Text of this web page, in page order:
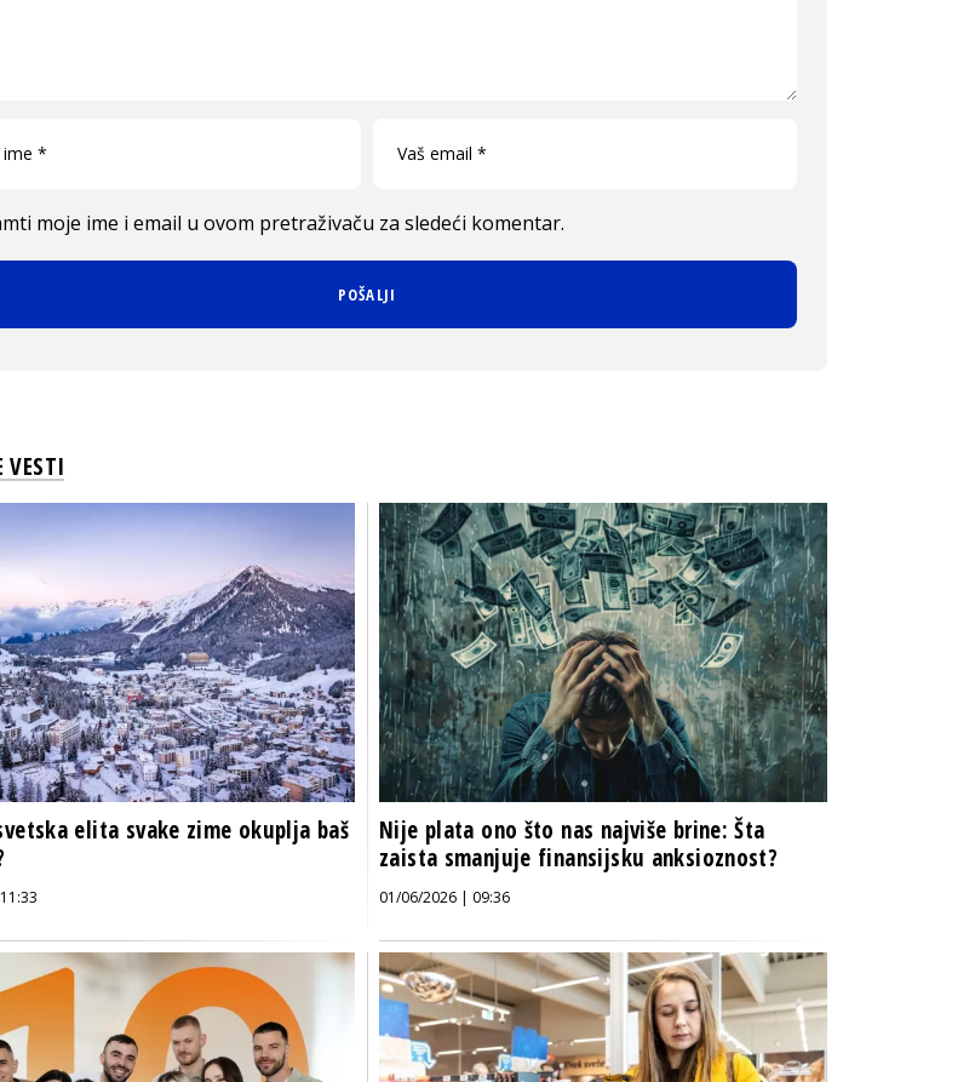
moje ime i email u ovom pretraživaču za sledeći komentar.
VESTI
elita svake zime okuplja baš
Nije plata ono što nas najviše brine: Šta
zaista smanjuje finansijsku anksioznost?
01/06/2026 | 09:36